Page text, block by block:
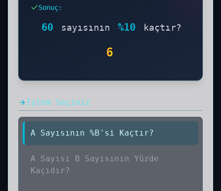
pratik çözümler sunar.
Kaçtır işleminin sonucunu ve çözüm
aşamalarını aşağıda görebilirsiniz. Adım
Sonuç:
60 sayısının %10 kaçtır?
6
İşlem Seçiniz
A Sayısının %B'si Kaçtır?
A Sayısı B Sayısının Yüzde
Kaçıdır?